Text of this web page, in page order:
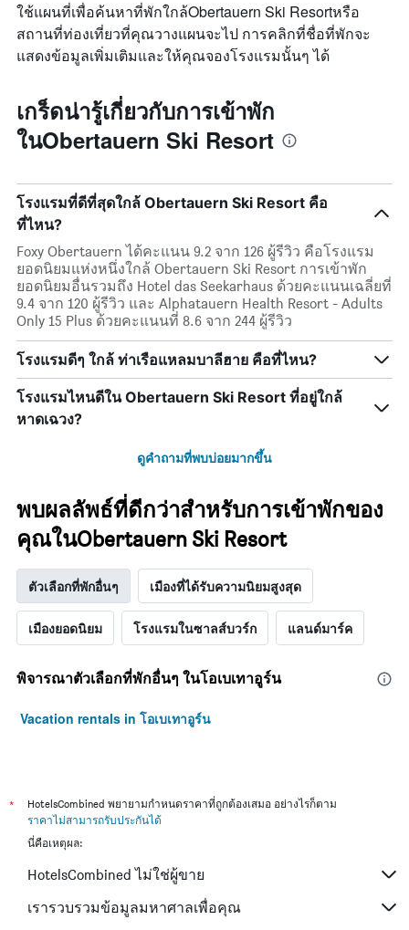
ใช้แผนที่เพื่อค้นหาที่พักใกล้Obertauern Ski Resortหรือ
สถานที่ท่องเที่ยวที่คุณวางแผนจะไป การคลิกที่ชื่อที่พักจะ
แสดงข้อมูลเพิ่มเติมและให้คุณจองโรงแรมนั้นๆ ได้
เกร็ดน่ารู้เกี่ยวกับการเข้าพัก
ในObertauern Ski Resort
โรงแรมที่ดีที่สุดใกล้ Obertauern Ski Resort คือ
ที่ไหน?
Foxy Obertauern ได้คะแนน 9.2 จาก 126 ผู้รีวิว คือโรงแรม
ยอดนิยมแห่งหนึ่งใกล้ Obertauern Ski Resort การเข้าพัก
ยอดนิยมอื่นรวมถึง Hotel das Seekarhaus ด้วยคะแนนเฉลี่ยที่
9.4 จาก 120 ผู้รีวิว และ Alphatauern Health Resort - Adults
Only 15 Plus ด้วยคะแนนที่ 8.6 จาก 244 ผู้รีวิว
โรงแรมดีๆ ใกล้ ท่าเรือแหลมบาลีฮาย คือที่ไหน?
โรงแรมไหนดีใน Obertauern Ski Resort ที่อยู่ใกล้
หาดเฉวง?
ดูคำถามที่พบบ่อยมากขึ้น
พบผลลัพธ์ที่ดีกว่าสำหรับการเข้าพักของ
คุณในObertauern Ski Resort
ตัวเลือกที่พักอื่นๆ เมืองที่ได้รับความนิยมสูงสุด
เมืองยอดนิยม โรงแรมในซาลส์บวร์ก แลนด์มาร์ค
พิจารณาตัวเลือกที่พักอื่นๆ ในโอเบเทาอูร์น
Vacation rentals in โอเบเทาอูร์น
*
HotelsCombined พยายามกำหนดราคาที่ถูกต้องเสมอ อย่างไรก็ตาม
ราคาไม่สามารถรับประกันได้
นี่คือเหตุผล:
HotelsCombined ไม่ใช่ผู้ขาย
เรารวบรวมข้อมูลมหาศาลเพื่อคุณ